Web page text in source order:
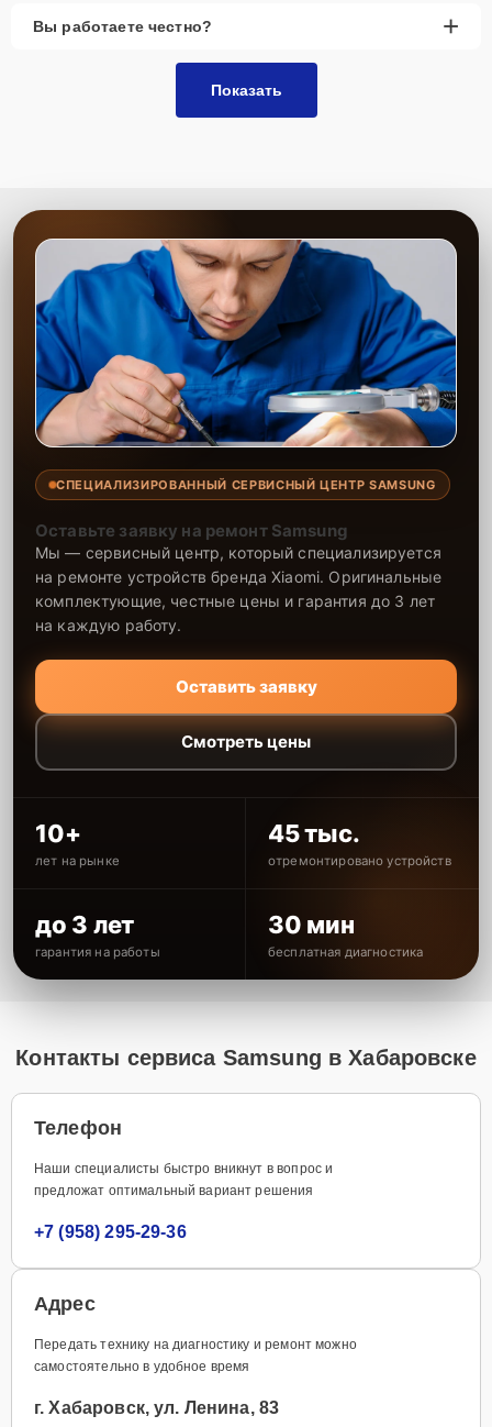
Вы работаете честно? +
Показать
СПЕЦИАЛИЗИРОВАННЫЙ СЕРВИСНЫЙ ЦЕНТР SAMSUNG
Оставьте заявку на ремонт Samsung
Мы — сервисный центр, который специализируется
на ремонте устройств бренда Xiaomi. Оригинальные
комплектующие, честные цены и гарантия до 3 лет
на каждую работу.
Оставить заявку
Смотреть цены
10+
лет на рынке
45 тыс.
отремонтировано устройств
до 3 лет
гарантия на работы
30 мин
бесплатная диагностика
Контакты сервиса Samsung в Хабаровске
Телефон
Наши специалисты быстро вникнут в вопрос и
предложат оптимальный вариант решения
+7 (958) 295-29-36
Адрес
Передать технику на диагностику и ремонт можно
самостоятельно в удобное время
г. Хабаровск, ул. Ленина, 83